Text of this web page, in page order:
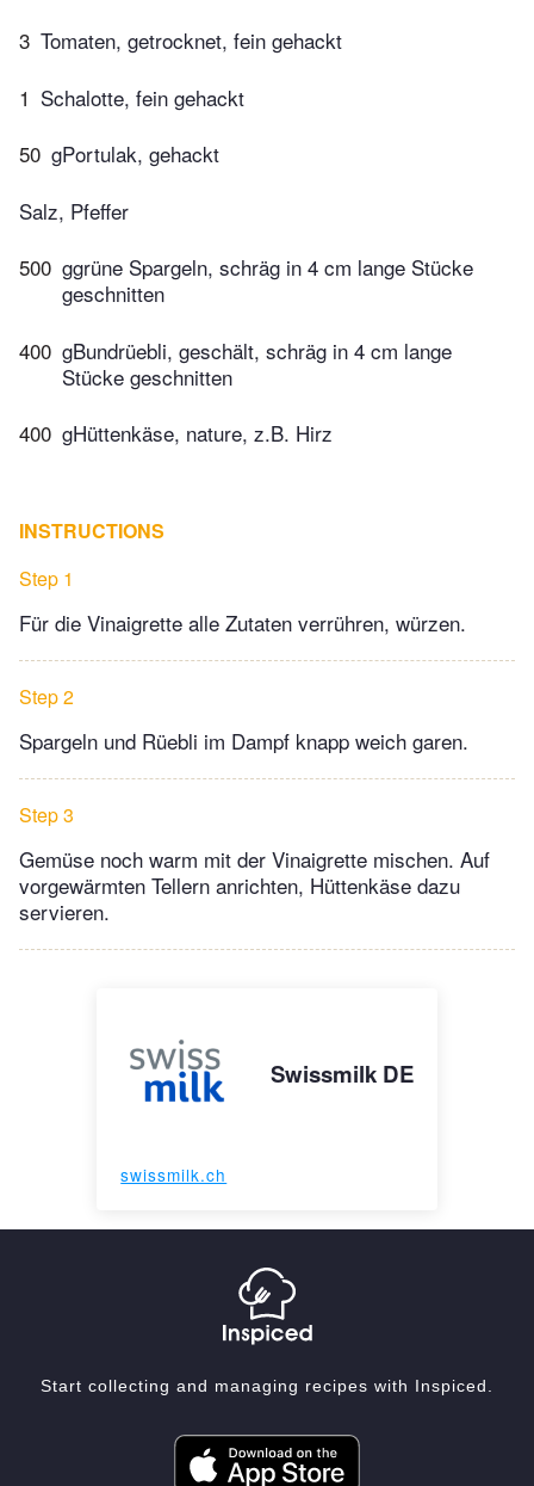
3 Tomaten, getrocknet, fein gehackt
1 Schalotte, fein gehackt
50 gPortulak, gehackt
Salz, Pfeffer
500 ggrüne Spargeln, schräg in 4 cm lange Stücke
geschnitten
400 gBundrüebli, geschält, schräg in 4 cm lange
Stücke geschnitten
400 gHüttenkäse, nature, z.B. Hirz
INSTRUCTIONS
Step 1
Für die Vinaigrette alle Zutaten verrühren, würzen.
Step 2
Spargeln und Rüebli im Dampf knapp weich garen.
Step 3
Gemüse noch warm mit der Vinaigrette mischen. Auf
vorgewärmten Tellern anrichten, Hüttenkäse dazu
servieren.
Swissmilk DE
swissmilk.ch
Start collecting and managing recipes with Inspiced.